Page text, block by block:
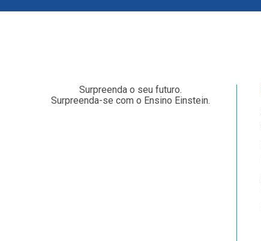
Surpreenda o seu futuro.
Surpreenda-se com o Ensino Einstein.